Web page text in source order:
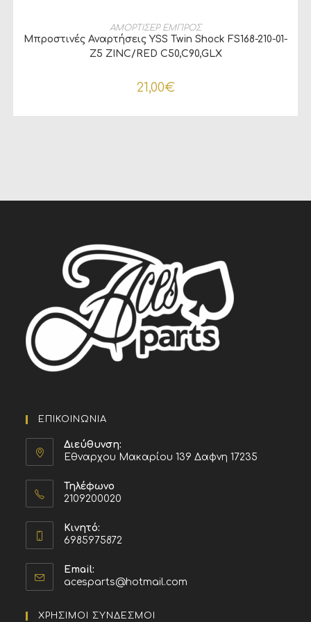
ΠΡΟΣΘΉΚΗ ΣΤΟ ΚΑΛΆΘΙ
ΑΜΟΡΤΙΣΕΡ ΕΜΠΡΟΣ
Μπροστινές Αναρτήσεις YSS Twin Shock FS168-210-01-
Z5 ZINC/RED C50,C90,GLX
21,00€
ΕΠΙΚΟΙΝΩΝΙΑ
Διεύθυνση:
Εθναρχου Μακαρίου 139 Δαφνη 17235
Τηλέφωνο
2109200020
Κινητό:
6985975872
Email:
acesparts@hotmail.com
ΧΡΗΣΙΜΟΙ ΣΥΝΔΕΣΜΟΙ